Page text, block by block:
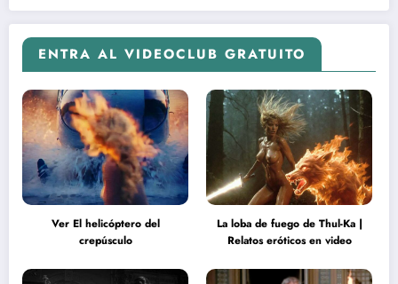
ENTRA AL VIDEOCLUB GRATUITO
Ver El helicóptero del
crepúsculo
La loba de fuego de Thul-Ka |
Relatos eróticos en video